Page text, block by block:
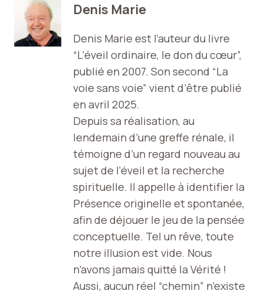
Denis Marie
Denis Marie est l’auteur du livre
“L’éveil ordinaire, le don du cœur”,
publié en 2007. Son second “La
voie sans voie” vient d’être publié
en avril 2025.
Depuis sa réalisation, au
lendemain d’une greffe rénale, il
témoigne d’un regard nouveau au
sujet de l’éveil et la recherche
spirituelle. Il appelle à identifier la
Présence originelle et spontanée,
afin de déjouer le jeu de la pensée
conceptuelle. Tel un rêve, toute
notre illusion est vide. Nous
n’avons jamais quitté la Vérité !
Aussi, aucun réel “chemin” n’existe